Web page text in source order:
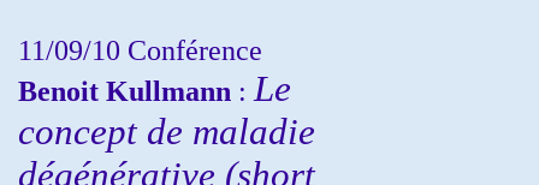
11/09/10 Conférence
Benoit Kullmann : Le
concept de maladie
dégénérative (short